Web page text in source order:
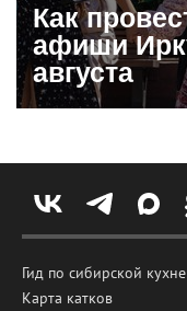
Как
афиши
августа
Гид по сибирской кухне
Карта катков